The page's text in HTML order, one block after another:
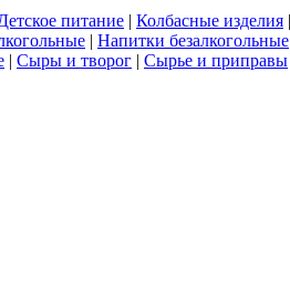
питание Колбасные изделия
Напитки безалкогольные
Сыры и творог Сырье и приправы